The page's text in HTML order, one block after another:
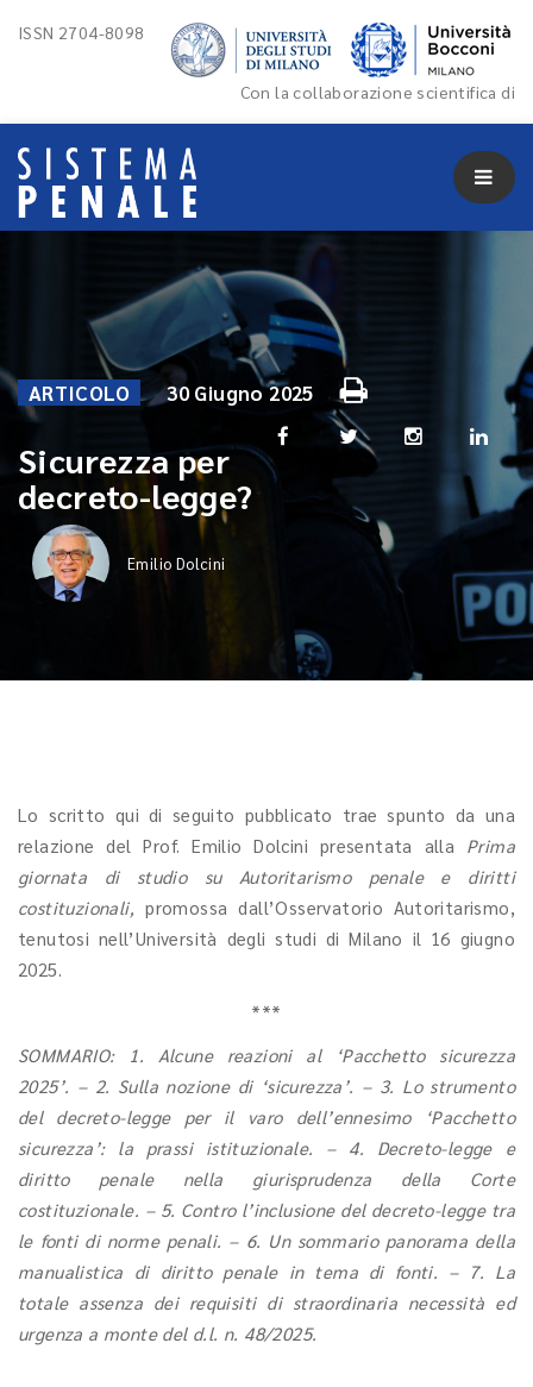
ISSN 2704-8098
Con la collaborazione scientifica di
ARTICOLO 30 Giugno 2025
Sicurezza per
decreto-legge?
Emilio Dolcini
Lo scritto qui di seguito pubblicato trae spunto da una
relazione del Prof. Emilio Dolcini presentata alla Prima
giornata di studio su Autoritarismo penale e diritti
costituzionali,promossa dall’Osservatorio Autoritarismo,
tenutosi nell’Università degli studi di Milano il 16 giugno
2025.
***
SOMMARIO: 1. Alcune reazioni al ‘Pacchetto sicurezza
2025’. – 2. Sulla nozione di ‘sicurezza’. – 3. Lo strumento
del decreto-legge per il varo dell’ennesimo ‘Pacchetto
sicurezza’: la prassi istituzionale. – 4. Decreto-legge e
diritto penale nella giurisprudenza della Corte
costituzionale. – 5. Contro l’inclusione del decreto-legge tra
le fonti di norme penali. – 6. Un sommario panorama della
manualistica di diritto penale in tema di fonti. – 7. La
totale assenza dei requisiti di straordinaria necessità ed
urgenza a monte del d.l. n. 48/2025.